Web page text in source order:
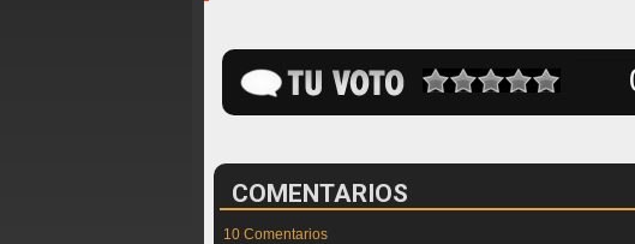
COMENTARIOS
10 Comentarios